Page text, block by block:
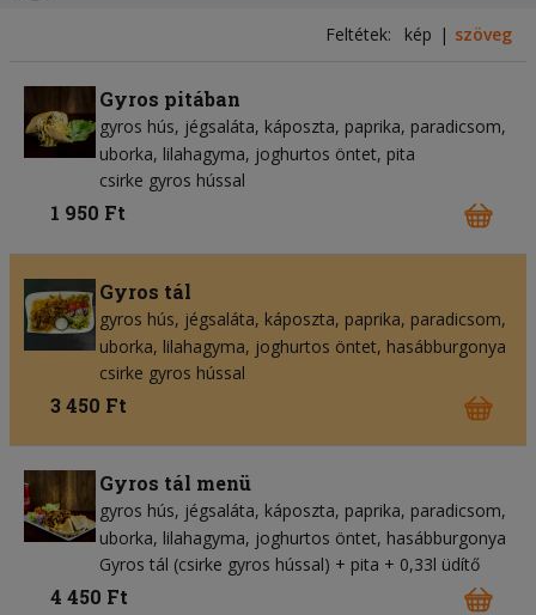
Feltétek: kép szöveg
Gyros pitában
gyros hús jégsaláta káposzta paprika paradicsom
uborka lilahagyma joghurtos öntet pita
csirke gyros hússal
1 950 Ft
Gyros tál
gyros hús jégsaláta káposzta paprika paradicsom
uborka lilahagyma joghurtos öntet hasábburgonya
csirke gyros hússal
3 450 Ft
Gyros tál menü
gyros hús jégsaláta káposzta paprika paradicsom
uborka lilahagyma joghurtos öntet hasábburgonya
Gyros tál (csirke gyros hússal) + pita + 0,33l üdítő
4 450 Ft